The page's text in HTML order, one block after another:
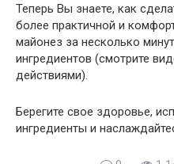
Теперь Вы знаете, как
более практичной и
майонез за несколько
ингредиентов (смотрите
действиями).
Берегите свое здоровье,
ингредиенты и